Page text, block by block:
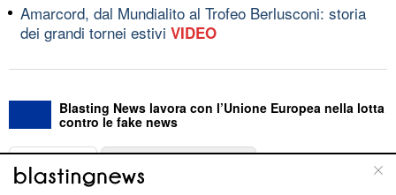
Amarcord, dal Mundialito al Trofeo Berlusconi: storia
dei grandi tornei estivi VIDEO
Blasting News lavora con l’Unione Europea nella lotta
contro le fake news
ABOUT